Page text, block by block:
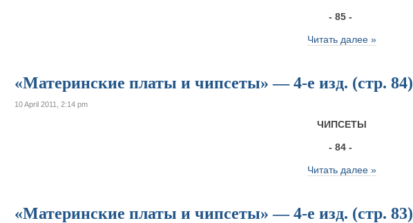
- 85 -
Читать далее »
«Материнские платы и чипсеты» — 4-е изд. (стр. 84)
10 April 2011, 2:14 pm
ЧИПСЕТЫ
- 84 -
Читать далее »
«Материнские платы и чипсеты» — 4-е изд. (стр. 83)